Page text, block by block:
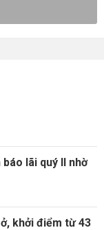
lãi quý II nhờ
khởi điểm từ 43